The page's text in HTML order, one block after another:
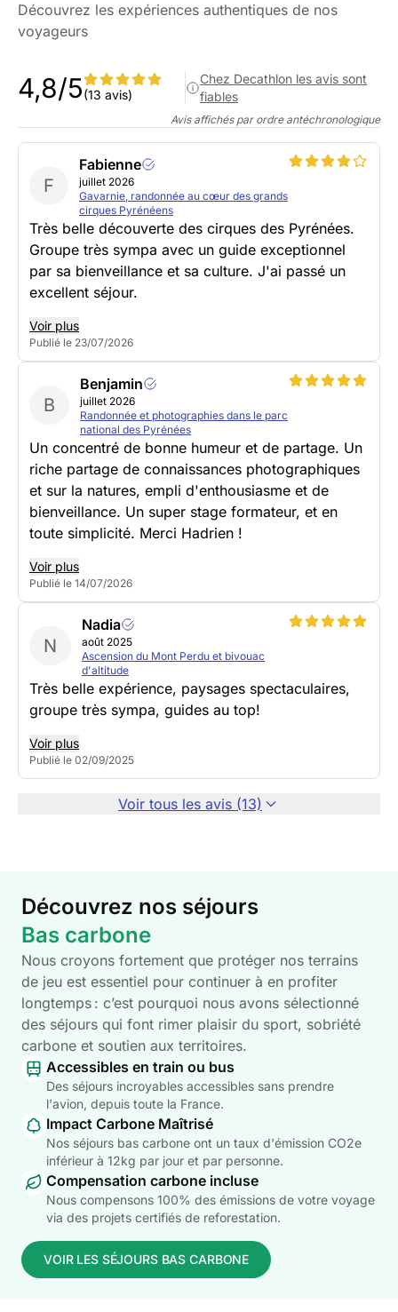
Découvrez les expériences authentiques de nos
voyageurs
4,8/5(13 avis)
Chez Decathlon les avis sont
fiables
Avis affichés par ordre antéchronologique
F
Fabienne
juillet 2026
Gavarnie, randonnée au cœur des grands
cirques Pyrénéens
Très belle découverte des cirques des Pyrénées.
Groupe très sympa avec un guide exceptionnel
par sa bienveillance et sa culture. J'ai passé un
excellent séjour.
Voir plus
Publié le 23/07/2026
B
Benjamin
juillet 2026
Randonnée et photographies dans le parc
national des Pyrénées
Un concentré de bonne humeur et de partage. Un
riche partage de connaissances photographiques
et sur la natures, empli d'enthousiasme et de
bienveillance. Un super stage formateur, et en
toute simplicité. Merci Hadrien !
Voir plus
Publié le 14/07/2026
N
Nadia
août 2025
Ascension du Mont Perdu et bivouac
d'altitude
Très belle expérience, paysages spectaculaires,
groupe très sympa, guides au top!
Voir plus
Publié le 02/09/2025
Voir tous les avis (13)
Découvrez nos séjours
Bas carbone
Nous croyons fortement que protéger nos terrains
de jeu est essentiel pour continuer à en profiter
longtemps : c’est pourquoi nous avons sélectionné
des séjours qui font rimer plaisir du sport, sobriété
carbone et soutien aux territoires.
Accessibles en train ou bus
Des séjours incroyables accessibles sans prendre
l'avion, depuis toute la France.
Impact Carbone Maîtrisé
Nos séjours bas carbone ont un taux d'émission CO2e
inférieur à 12kg par jour et par personne.
Compensation carbone incluse
Nous compensons 100% des émissions de votre voyage
via des projets certifiés de reforestation.
VOIR LES SÉJOURS BAS CARBONE